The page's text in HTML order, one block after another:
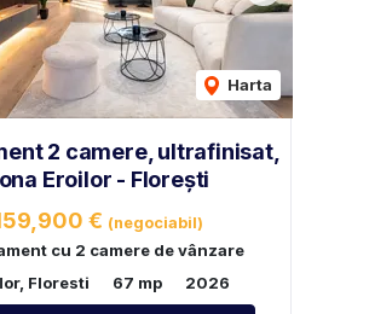
Harta
2 camere, ultrafinisat,
Eroilor - Florești
€ (negociabil)
cu 2 camere de vânzare
Floresti
67 mp 2026